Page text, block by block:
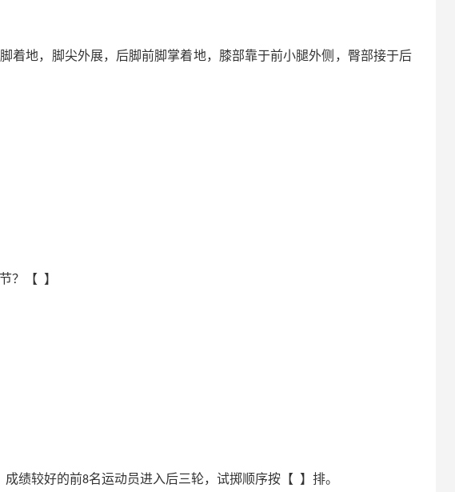
着地，脚尖外展，后脚前脚掌着地，膝部靠于前小腿外侧，臀部接于后
？【 】
成绩较好的前8名运动员进入后三轮，试掷顺序按【 】排。